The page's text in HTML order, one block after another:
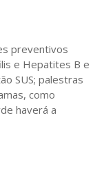
preventivos
e Hepatites B e
SUS; palestras
como
haverá a